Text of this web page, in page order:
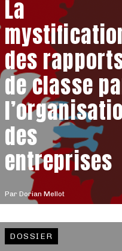
Par Dorian Mellot
La
des
de classe
des
entreprises
DOSSIER